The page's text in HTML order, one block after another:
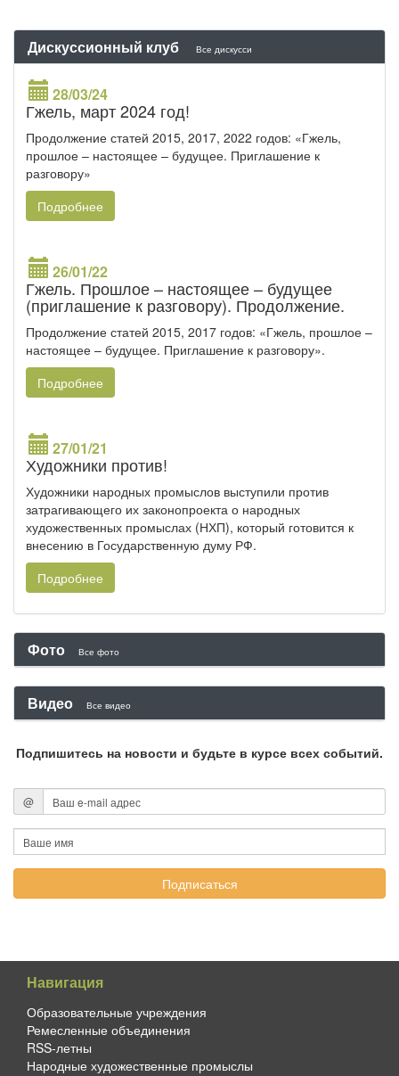
Дискуссионный клуб Все дискусси
28/03/24
Гжель, март 2024 год!
Продолжение статей 2015, 2017, 2022 годов: «Гжель,
прошлое – настоящее – будущее. Приглашение к
разговору»
Подробнее
26/01/22
Гжель. Прошлое – настоящее – будущее
(приглашение к разговору). Продолжение.
Продолжение статей 2015, 2017 годов: «Гжель, прошлое –
настоящее – будущее. Приглашение к разговору».
Подробнее
27/01/21
Художники против!
Художники народных промыслов выступили против
затрагивающего их законопроекта о народных
художественных промыслах (НХП), который готовится к
внесению в Государственную думу РФ.
Подробнее
Фото Все фото
Видео Все видео
Подпишитесь на новости и будьте в курсе всех событий.
@
Навигация
Образовательные учреждения
Ремесленные объединения
RSS-летны
Народные художественные промыслы